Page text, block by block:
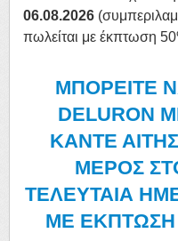
06.08.2026
πωλείται με έκπτωση
ΜΠΟΡΕΙΤΕ
DELURON
ΚΑΝΤΕ
ΜΕΡΟΣ
ΤΕΛΕΥΤΑΙΑ
ΜΕ ΕΚΠΤΩΣΗ